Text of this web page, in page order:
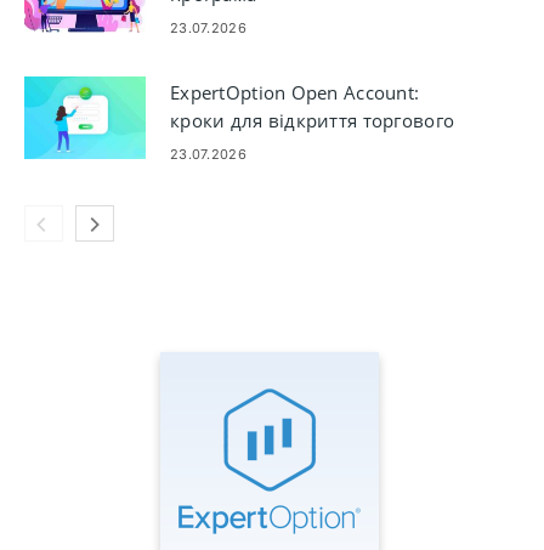
23.07.2026
ExpertOption Open Account:
кроки для відкриття торгового
рахунку
23.07.2026